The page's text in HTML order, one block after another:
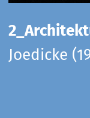
Joedicke